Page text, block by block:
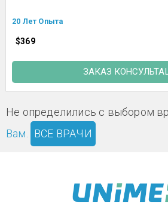
20 Лет Опыта
$369
ЗАКАЗ
Не определились с выбором
Вам.
ВСЕ ВРАЧИ